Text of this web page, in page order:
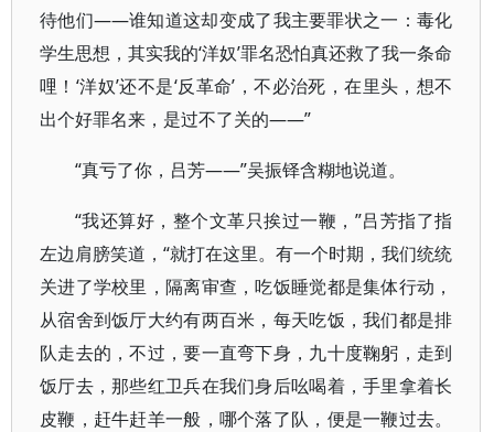
待他们——谁知道这却变成了我主要罪状之一：毒化
学生思想，其实我的‘洋奴’罪名恐怕真还救了我一条命
哩！‘洋奴’还不是‘反革命’，不必治死，在里头，想不
出个好罪名来，是过不了关的——”
“真亏了你，吕芳——”吴振铎含糊地说道。
“我还算好，整个文革只挨过一鞭，”吕芳指了指
左边肩膀笑道，“就打在这里。有一个时期，我们统统
关进了学校里，隔离审查，吃饭睡觉都是集体行动，
从宿舍到饭厅大约有两百米，每天吃饭，我们都是排
队走去的，不过，要一直弯下身，九十度鞠躬，走到
饭厅去，那些红卫兵在我们身后吆喝着，手里拿着长
皮鞭，赶牛赶羊一般，哪个落了队，便是一鞭过去。